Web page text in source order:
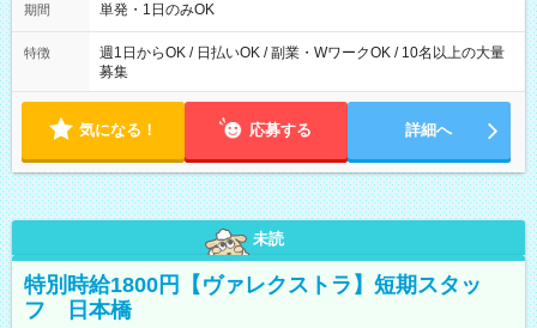
期間 単発・1日のみOK
特徴
週1日からOK / 日払いOK / 副業・WワークOK / 10名以上の大量
募集
気になる！ 応募する 詳細へ
未読
特別時給1800円【ヴァレクストラ】短期スタッ
フ 日本橋